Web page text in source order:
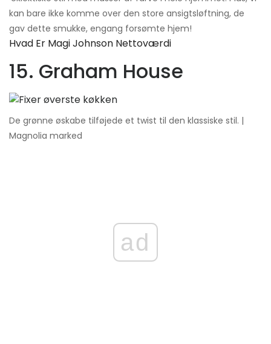
kan bare ikke komme over den store ansigtsløftning, de
gav dette smukke, engang forsømte hjem!
Hvad Er Magi Johnson Nettoværdi
15. Graham House
De grønne øskabe tilføjede et twist til den klassiske stil. |
Magnolia marked
ad